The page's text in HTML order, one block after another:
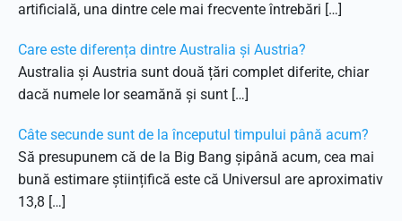
artificială, una dintre cele mai frecvente întrebări […]
Care este diferența dintre Australia și Austria?
Australia și Austria sunt două țări complet diferite, chiar
dacă numele lor seamănă și sunt […]
Câte secunde sunt de la începutul timpului până acum?
Să presupunem că de la Big Bang șipână acum, cea mai
bună estimare științifică este că Universul are aproximativ
13,8 […]